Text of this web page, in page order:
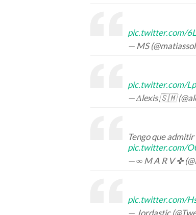
pic.twitter.com/
— MS
pic.twitter.com/
— Δlexis 🇸🇲
Tengo que
pic.twitter.com/
— ∞ M A R V ✜
pic.twitter.com/
— Jordastic